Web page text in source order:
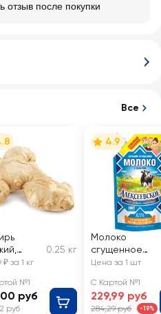
отзыв после покупки
Все
0.25 кг
₽ за 1 кг
№1
руб
руб
4.9
Молоко
сгущенное
АЛЕКСЕЕВСКОЕ
сахаром 8,5%,
без змж ГОСТ
Цена за 1 шт
С Картой №1
229,99 руб
284,29 руб -19%